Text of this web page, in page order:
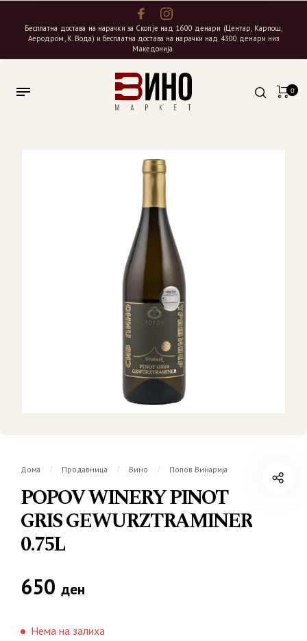
Бесплатна достава на нарачки за Скопје над 1600 денари (Центар, Карпош,
Аеродром, К. Вода) и бесплатна достава на нарачки над 4300 денари низ
Македонија.
0
Дома / Продавница / Вино / Попов Винарија
POPOV WINERY PINOT
GRIS GEWURZTRAMINER
0.75L
650 ден
Нема на залиха